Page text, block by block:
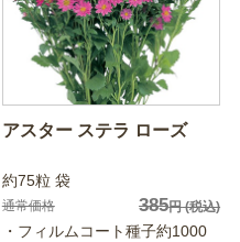
アスター ステラ ローズ
約75粒 袋
通常価格 385円(税込)
・フィルムコート種子約1000